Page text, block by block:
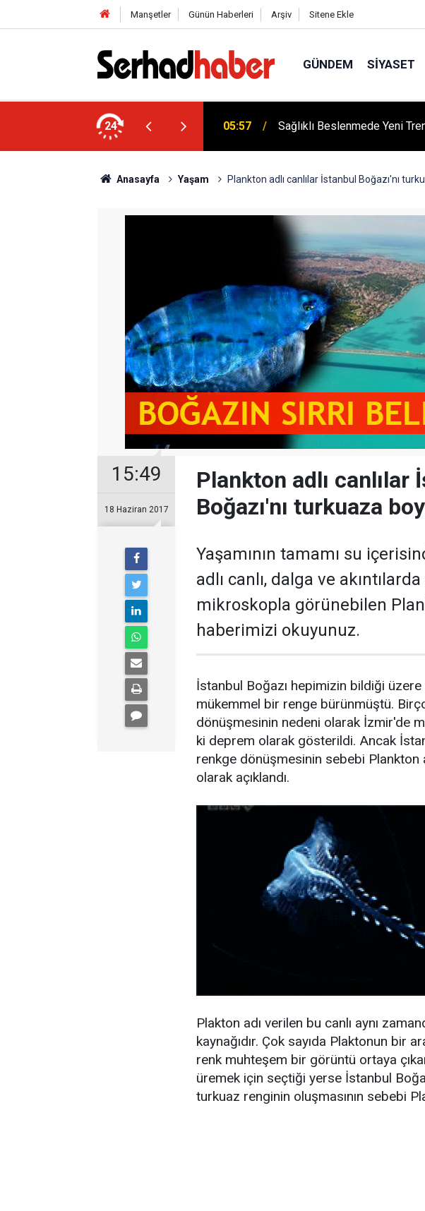
Manşetler Günün Haberleri Arşiv Sitene Ekle
GÜNDEM SIYASET
24
Akımına Nebevî Uyarı: "Sünnetsiz
05:57 Sağlıklı Beslenmede Yeni
Anasayfa Yaşam Plankton adlı canlılar İstanbul Boğazı'nı
15:49
18 Haziran 2017
Plankton adlı canlılar
Boğazı'nı turkuaza
Yaşamının tamamı su
adlı canlı, dalga ve
mikroskopla görünebilen
haberimizi okuyunuz.
İstanbul Boğazı hepimizin bildiği
mükemmel bir renge bürünmüştü.
dönüşmesinin nedeni olarak İzmir'de
ki deprem olarak gösterildi. Ancak
renkge dönüşmesinin sebebi Plankton
olarak açıklandı.
Plakton adı verilen bu canlı aynı
kaynağıdır. Çok sayıda Plaktonun bir
renk muhteşem bir görüntü ortaya
üremek için seçtiği yerse İstanbul
turkuaz renginin oluşmasının sebebi